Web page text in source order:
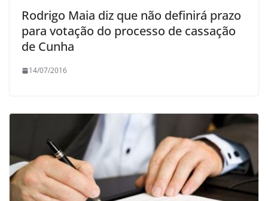
Rodrigo Maia diz que não definirá prazo
para votação do processo de cassação
de Cunha
14/07/2016